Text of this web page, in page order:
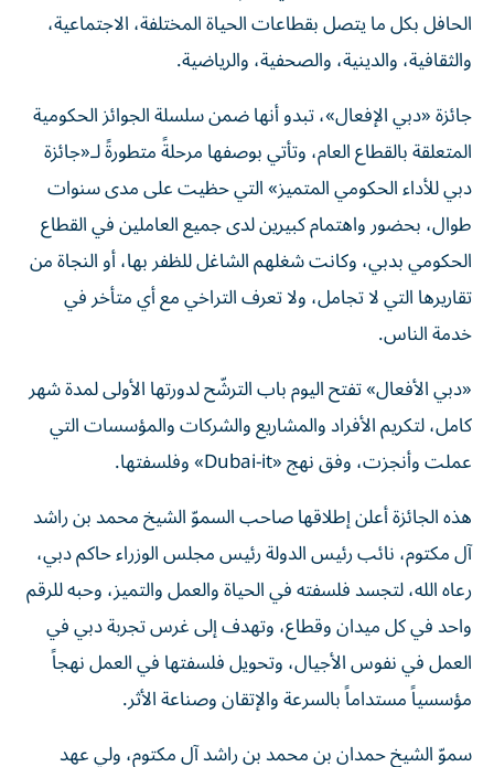
الحافل بكل ما يتصل بقطاعات الحياة المختلفة، الاجتماعية،
والثقافية، والدينية، والصحفية، والرياضية.
جائزة «دبي الإفعال»، تبدو أنها ضمن سلسلة الجوائز الحكومية
المتعلقة بالقطاع العام، وتأتي بوصفها مرحلةً متطورةً لـ«جائزة
دبي للأداء الحكومي المتميز» التي حظيت على مدى سنوات
طوال، بحضور واهتمام كبيرين لدى جميع العاملين في القطاع
الحكومي بدبي، وكانت شغلهم الشاغل للظفر بها، أو النجاة من
تقاريرها التي لا تجامل، ولا تعرف التراخي مع أي متأخر في
خدمة الناس.
«دبي الأفعال» تفتح اليوم باب الترشّح لدورتها الأولى لمدة شهر
كامل، لتكريم الأفراد والمشاريع والشركات والمؤسسات التي
عملت وأنجزت، وفق نهج «Dubai-it» وفلسفتها.
هذه الجائزة أعلن إطلاقها صاحب السموّ الشيخ محمد بن راشد
آل مكتوم، نائب رئيس الدولة رئيس مجلس الوزراء حاكم دبي،
رعاه الله، لتجسد فلسفته في الحياة والعمل والتميز، وحبه للرقم
واحد في كل ميدان وقطاع، وتهدف إلى غرس تجربة دبي في
العمل في نفوس الأجيال، وتحويل فلسفتها في العمل نهجاً
مؤسسياً مستداماً بالسرعة والإتقان وصناعة الأثر.
سموّ الشيخ حمدان بن محمد بن راشد آل مكتوم، ولي عهد